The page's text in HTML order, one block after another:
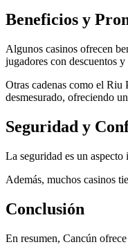
Beneficios y
Algunos casinos ofrecen
jugadores con descuentos y
Otras cadenas como el Riu
desmesurado, ofreciendo
Seguridad y
La seguridad es un
Además, muchos casinos
Conclusión
En resumen, Cancún